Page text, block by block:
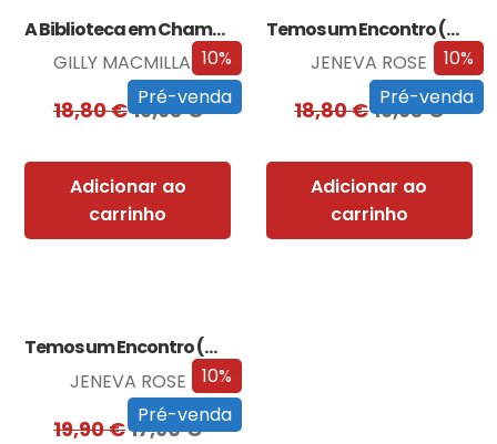
10%
Pré-venda
A Biblioteca em Chamas
GILLY MACMILLAN
18,80€16,93€
Adicionar ao
carrinho
10%
Pré-venda
Temos um Encontro (Outra Vez)
JENEVA ROSE
18,80€16,93€
Adicionar ao
carrinho
10%
Pré-venda
Temos um Encontro (Outra Vez) – Edição…
JENEVA ROSE
19,90€17,90€